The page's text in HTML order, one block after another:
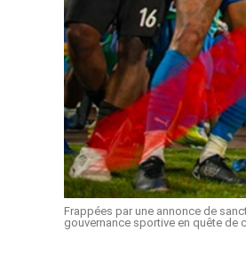
Frappées par une annonce de
gouvernance sportive en quête de